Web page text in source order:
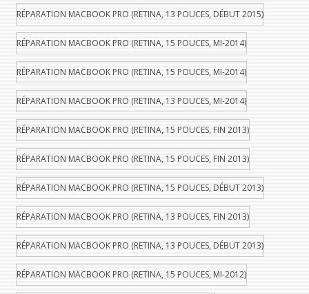
RÉPARATION MACBOOK PRO (RETINA, 13 POUCES, DÉBUT 2015)
RÉPARATION MACBOOK PRO (RETINA, 15 POUCES, MI-2014)
RÉPARATION MACBOOK PRO (RETINA, 15 POUCES, MI-2014)
RÉPARATION MACBOOK PRO (RETINA, 13 POUCES, MI-2014)
RÉPARATION MACBOOK PRO (RETINA, 15 POUCES, FIN 2013)
RÉPARATION MACBOOK PRO (RETINA, 15 POUCES, FIN 2013)
RÉPARATION MACBOOK PRO (RETINA, 15 POUCES, DÉBUT 2013)
RÉPARATION MACBOOK PRO (RETINA, 13 POUCES, FIN 2013)
RÉPARATION MACBOOK PRO (RETINA, 13 POUCES, DÉBUT 2013)
RÉPARATION MACBOOK PRO (RETINA, 15 POUCES, MI-2012)